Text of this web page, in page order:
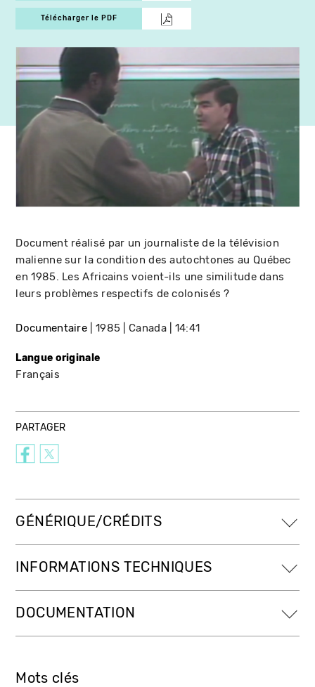
Télécharger le PDF
Document réalisé par un journaliste de la télévision
malienne sur la condition des autochtones au Québec
en 1985. Les Africains voient-ils une similitude dans
leurs problèmes respectifs de colonisés ?
Documentaire 1985 Canada 14:41
Langue originale
Français
PARTAGER
GÉNÉRIQUE/CRÉDITS
INFORMATIONS TECHNIQUES
DOCUMENTATION
Mots clés